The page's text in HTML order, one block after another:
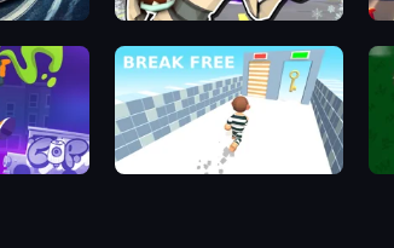
Cyberpunk: Corporation
Break Free